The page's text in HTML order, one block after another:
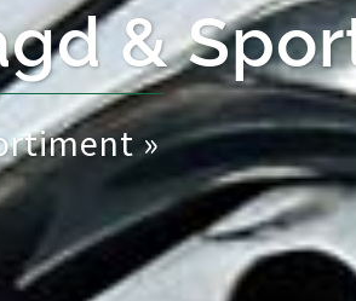
»